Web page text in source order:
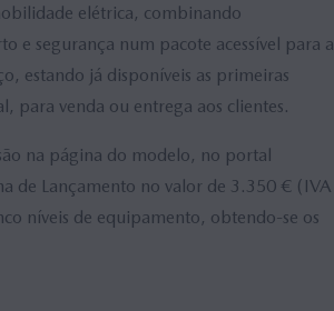
elétrica, combinando
e segurança num pacote acessível para a
estando já disponíveis as primeiras
para venda ou entrega aos clientes.
na página do modelo, no portal
de Lançamento no valor de 3.350 € (IVA
níveis de equipamento, obtendo-se os